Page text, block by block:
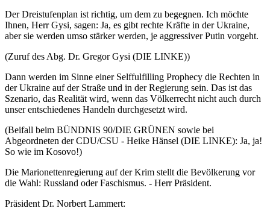
Der Dreistufenplan ist richtig, um dem zu begegnen. Ich möchte
Ihnen, Herr Gysi, sagen: Ja, es gibt rechte Kräfte in der Ukraine,
aber sie werden umso stärker werden, je aggressiver Putin vorgeht.
(Zuruf des Abg. Dr. Gregor Gysi (DIE LINKE))
Dann werden im Sinne einer Selffulfilling Prophecy die Rechten in
der Ukraine auf der Straße und in der Regierung sein. Das ist das
Szenario, das Realität wird, wenn das Völkerrecht nicht auch durch
unser entschiedenes Handeln durchgesetzt wird.
(Beifall beim BÜNDNIS 90/DIE GRÜNEN sowie bei
Abgeordneten der CDU/CSU - Heike Hänsel (DIE LINKE): Ja, ja!
So wie im Kosovo!)
Die Marionettenregierung auf der Krim stellt die Bevölkerung vor
die Wahl: Russland oder Faschismus. - Herr Präsident.
Präsident Dr. Norbert Lammert: